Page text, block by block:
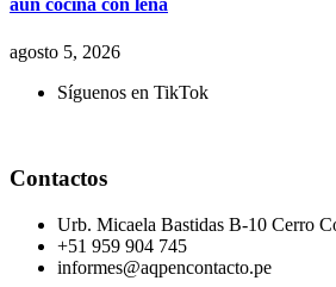
aún cocina con leña
agosto 5, 2026
Síguenos en TikTok
Contactos
Urb. Micaela Bastidas B-10 Cerro
+51 959 904 745
informes@aqpencontacto.pe